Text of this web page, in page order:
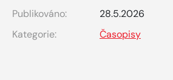
Publikováno:
28.5.2026
Kategorie:
Časopisy